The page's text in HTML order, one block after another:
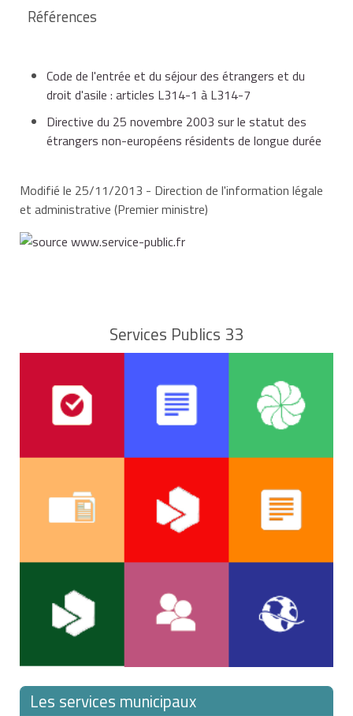
Vous devrez demander un nouveau permis de séjour
temporaire dans votre pays d'accueil.
Votre famille peut également, sous conditions, vous
pays européen de séjour.
Références
Code de l'entrée et du séjour des étrangers et du
droit d'asile : articles L314-1 à L314-7
Directive du 25 novembre 2003 sur le statut des
étrangers non-européens résidents de longue durée
Modifié le 25/11/2013 - Direction de l'information légale
et administrative (Premier ministre)
Services Publics 33
Les services municipaux